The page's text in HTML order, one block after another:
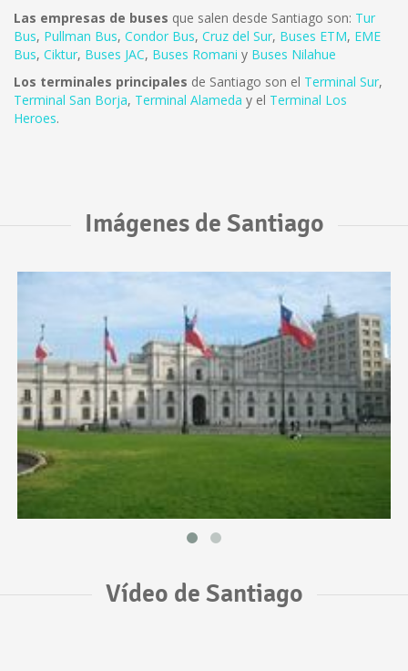
Las empresas de buses que salen desde Santiago son: Tur
Bus, Pullman Bus, Condor Bus, Cruz del Sur, Buses ETM, EME
Bus, Ciktur, Buses JAC, Buses Romani y Buses Nilahue
Los terminales principales de Santiago son el Terminal Sur,
Terminal San Borja, Terminal Alameda y el Terminal Los
Heroes.
Imágenes de Santiago
Vídeo de Santiago